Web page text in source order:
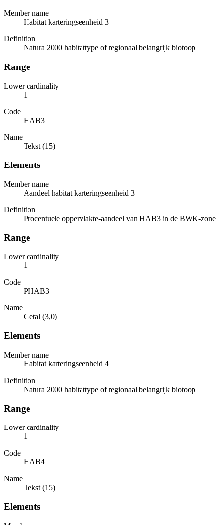
Member name
Habitat karteringseenheid 3
Definition
Natura 2000 habitattype of regionaal belangrijk biotoop
Range
Lower cardinality
1
Code
HAB3
Name
Tekst (15)
Elements
Member name
Aandeel habitat karteringseenheid 3
Definition
Procentuele oppervlakte-aandeel van HAB3 in de BWK-zone
Range
Lower cardinality
1
Code
PHAB3
Name
Getal (3,0)
Elements
Member name
Habitat karteringseenheid 4
Definition
Natura 2000 habitattype of regionaal belangrijk biotoop
Range
Lower cardinality
1
Code
HAB4
Name
Tekst (15)
Elements